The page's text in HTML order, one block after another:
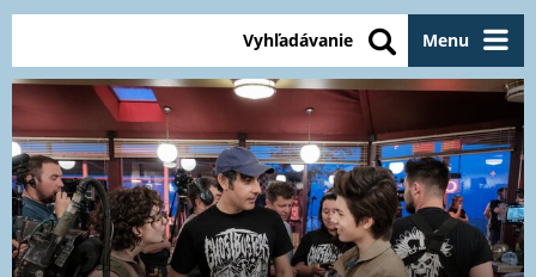
Menu
Vyhľadávanie